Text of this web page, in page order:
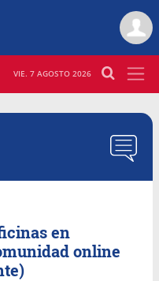
VIE. 7 AGOSTO 2026
en
online